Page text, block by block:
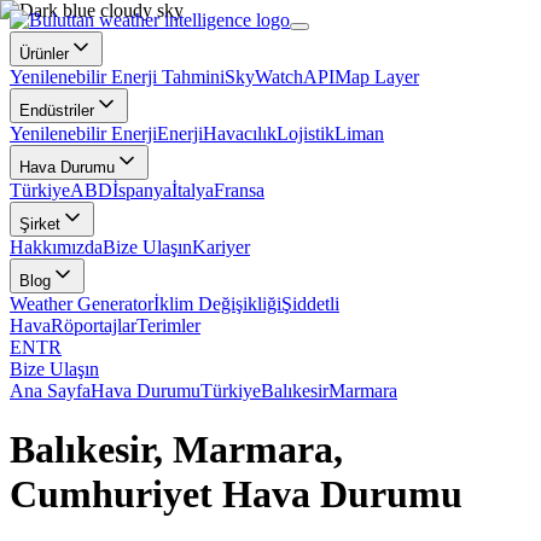
Ürünler
Yenilenebilir Enerji TahminiSkyWatchAPIMap Layer
Endüstriler
Yenilenebilir EnerjiEnerjiHavacılıkLojistikLiman
Hava Durumu
TürkiyeABDİspanyaİtalyaFransa
Şirket
HakkımızdaBize UlaşınKariyer
Blog
Weather Generatorİklim DeğişikliğiŞiddetli
HavaRöportajlarTerimler
ENTR
Bize Ulaşın
Ana SayfaHava DurumuTürkiyeBalıkesirMarmara
Balıkesir, Marmara,
Cumhuriyet Hava Durumu